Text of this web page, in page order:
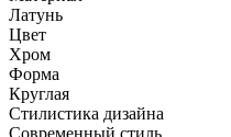
Латунь
Цвет
Хром
Форма
Круглая
Стилистика дизайна